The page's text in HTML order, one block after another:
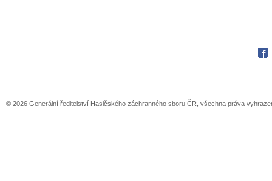
© 2026 Generální ředitelství Hasičského záchranného sboru ČR, všechna práva